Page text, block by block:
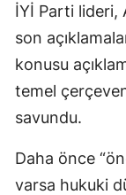
İYİ Parti lideri,
son
konusu
temel
savundu.
Daha önce
varsa hukuki